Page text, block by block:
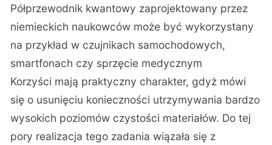
Półprzewodnik kwantowy zaprojektowany przez
niemieckich naukowców może być wykorzystany
na przykład w czujnikach samochodowych,
smartfonach czy sprzęcie medycznym
Korzyści mają praktyczny charakter, gdyż mówi
się o usunięciu konieczności utrzymywania bardzo
wysokich poziomów czystości materiałów. Do tej
pory realizacja tego zadania wiązała się z